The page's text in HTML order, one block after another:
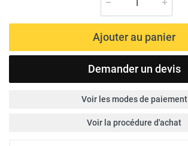
Ajouter au panier
Demander un devis
Voir les modes de paiement
Voir la procédure d'achat